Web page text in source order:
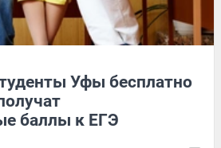
Уфы бесплатно
баллы к ЕГЭ